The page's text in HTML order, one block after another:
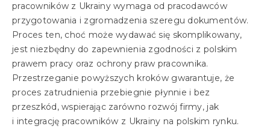
pracowników z Ukrainy wymaga od pracodawców
przygotowania i zgromadzenia szeregu dokumentów.
Proces ten, choć może wydawać się skomplikowany,
jest niezbędny do zapewnienia zgodności z polskim
prawem pracy oraz ochrony praw pracownika.
Przestrzeganie powyższych kroków gwarantuje, że
proces zatrudnienia przebiegnie płynnie i bez
przeszkód, wspierając zarówno rozwój firmy, jak
i integrację pracowników z Ukrainy na polskim rynku.